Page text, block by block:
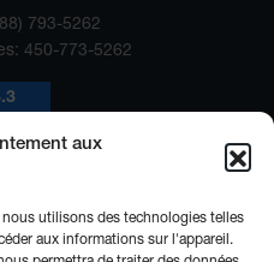
aux
utilisons des technologies telles
aux informations sur l'appareil.
793-5262
450-773-5262